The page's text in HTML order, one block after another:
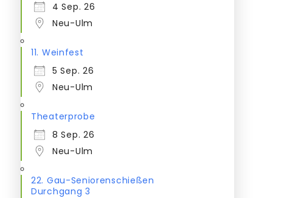
4 Sep. 26
Neu-Ulm
11. Weinfest
5 Sep. 26
Neu-Ulm
Theaterprobe
8 Sep. 26
Neu-Ulm
22. Gau-Seniorenschießen
Durchgang 3